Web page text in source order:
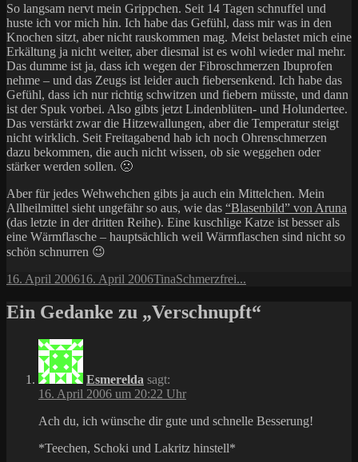
So langsam nervt mein Grippchen. Seit 14 Tagen schnuffel und
huste ich vor mich hin. Ich habe das Gefühl, dass mir was in den
Knochen sitzt, aber nicht rauskommen mag. Meist belastet mich eine
Erkältung ja nicht weiter, aber diesmal ist es wohl wieder mal mehr.
Das dumme ist ja, dass ich wegen der Fibroschmerzen Ibuprofen
nehme – und das Zeugs ist leider auch fiebersenkend. Ich habe das
Gefühl, dass ich nur richtig schwitzen und fiebern müsste, und dann
ist der Spuk vorbei. Also gibts jetzt Lindenblüten- und Holundertee.
Das verstärkt zwar die Hitzewallungen, aber die Temperatur steigt
nicht wirklich. Seit Freitagabend hab ich noch Ohrenschmerzen
dazu bekommen, die auch nicht wissen, ob sie weggehen oder
stärker werden sollen. 🙁
Aber für jedes Wehwehchen gibts ja auch ein Mittelchen. Mein
Allheilmittel sieht ungefähr so aus, wie das “Blasenbild” von Aruna
(das letzte in der dritten Reihe). Eine kuschlige Katze ist besser als
eine Wärmflasche – hauptsächlich weil Wärmflaschen sind nicht so
schön schnurren 😉
Veröffentlicht
16. April 200616. April 2006Autor
TinaKategorien
Schmerzfrei...
Ein Gedanke zu „Verschnupft“
Esmerelda sagt:
16. April 2006 um 20:22 Uhr
Ach du, ich wünsche dir gute und schnelle Besserung!
*Teechen, Schoki und Lakritz hinstell*